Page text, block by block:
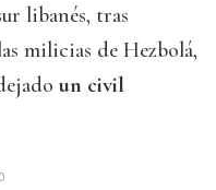
libanés, tras
milicias de Hezbolá,
un civil